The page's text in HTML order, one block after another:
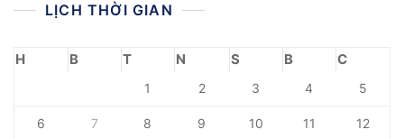
LỊCH THỜI GIAN
H B T N S B C
1 2 3 4 5
6 7 8 9 10 11 12